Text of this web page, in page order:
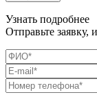
Узнать подробнее
Отправьте